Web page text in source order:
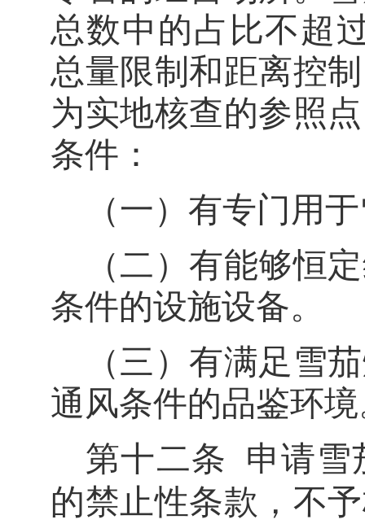
总数中的占比不超
总量限制和距离控
为实地核查的参照
条件：
（一）有专门用
（二）有能够恒
条件的设施设备。
（三）有满足雪
通风条件的品鉴环
第十二条
申请雪
的禁止性条款，不